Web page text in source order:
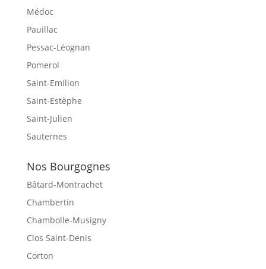
Médoc
Pauillac
Pessac-Léognan
Pomerol
Saint-Emilion
Saint-Estèphe
Saint-Julien
Sauternes
Nos Bourgognes
Bâtard-Montrachet
Chambertin
Chambolle-Musigny
Clos Saint-Denis
Corton